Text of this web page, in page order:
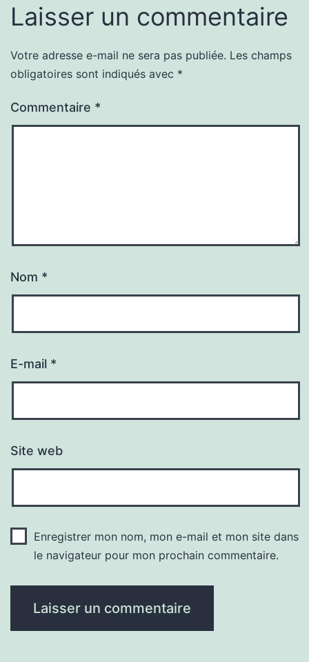
Laisser un commentaire
Votre adresse e-mail ne sera pas publiée. Les champs
obligatoires sont indiqués avec *
Commentaire *
Nom *
E-mail *
Site web
Enregistrer mon nom, mon e-mail et mon site dans
le navigateur pour mon prochain commentaire.